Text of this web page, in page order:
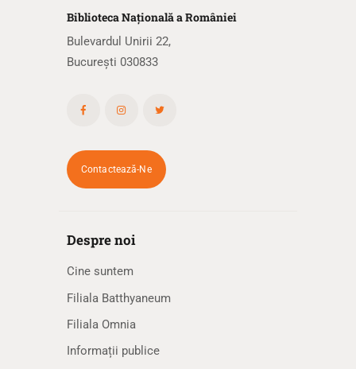
BibliotecaNaționalăa României
Bulevardul Unirii 22,
București 030833
Contactează-Ne
Despre noi
Cine suntem
Filiala Batthyaneum
Filiala Omnia
Informații publice